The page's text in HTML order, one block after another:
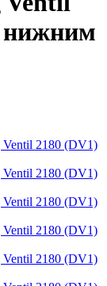
нижним